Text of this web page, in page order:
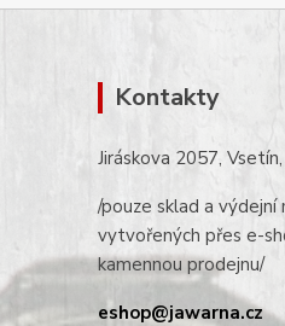
Kontakty
Jiráskova 2057,
/pouze sklad a
vytvořených přes e-
kamennou prodejnu/
eshop@jawarna.cz